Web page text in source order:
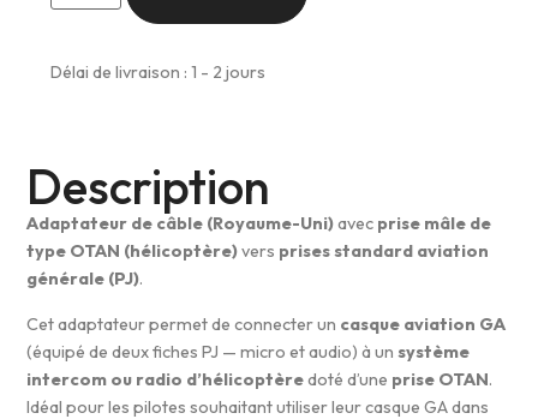
Délai de livraison : 1 - 2 jours
Description
Adaptateur de câble (Royaume-Uni)avec prise mâle de
type OTAN (hélicoptère)vers prises standard aviation
générale (PJ).
Cet adaptateur permet de connecter un casque aviation GA
(équipé de deux fiches PJ — micro et audio) à unsystème
intercom ou radio d’hélicoptèredoté d’une prise OTAN.
Idéal pour les pilotes souhaitant utiliser leur casque GA dans